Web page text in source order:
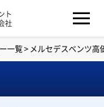
ト
社
一覧> メルセデスベンツ高